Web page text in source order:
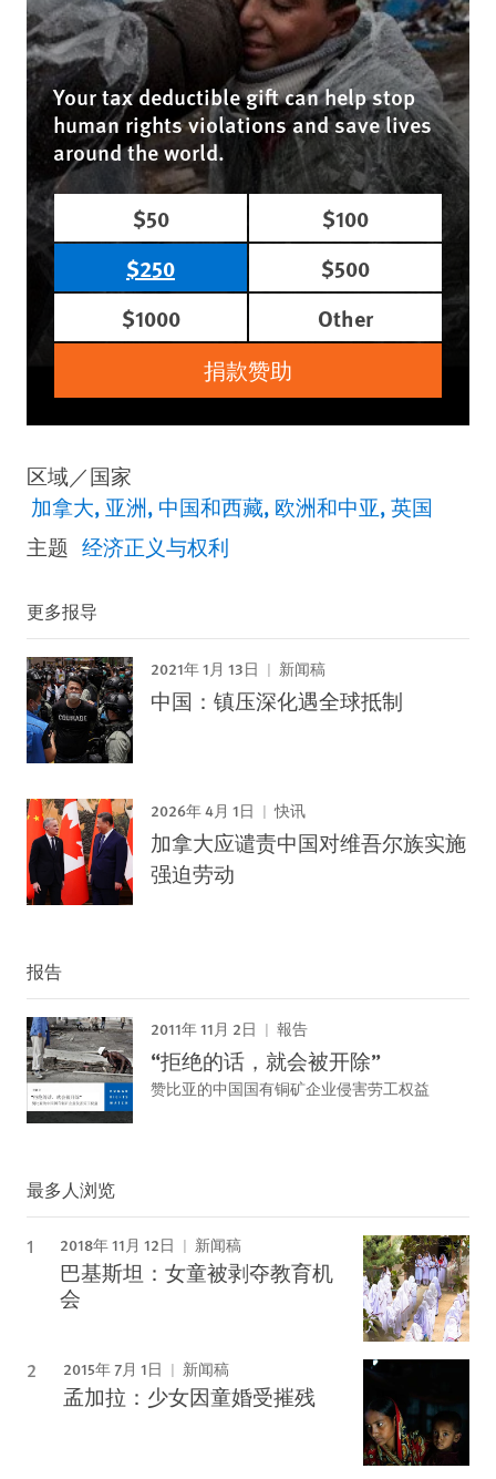
Your tax deductible gift can help stop
human rights violations and save lives
around the world.
$50
$100
$250
$500
$1000
Other
捐款赞助
区域／国家
加拿大 亚洲 中国和西藏 欧洲和中亚 英国
主题 经济正义与权利
更多报导
2021年 1月 13日 新闻稿
中国：镇压深化遇全球抵制
2026年 4月 1日 快讯
加拿大应谴责中国对维吾尔族实施
强迫劳动
报告
2011年 11月 2日 報告
“拒绝的话，就会被开除”
赞比亚的中国国有铜矿企业侵害劳工权益
最多人浏览
2018年 11月 12日 新闻稿
巴基斯坦：女童被剥夺教育机
会
2015年 7月 1日 新闻稿
孟加拉：少女因童婚受摧残